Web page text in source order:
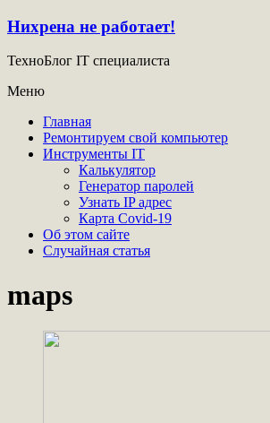
Нихрена не работает!
ТехноБлог IT специалиста
Меню
Главная
Ремонтируем свой компьютер
Инструменты IT
Калькулятор
Генератор паролей
Узнать IP адрес
Карта Covid-19
Об этом сайте
Случайная статья
maps